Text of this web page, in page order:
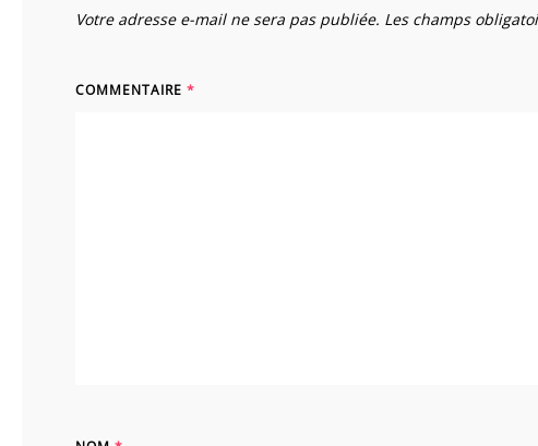
Votre adresse e-mail ne sera pas publiée. Les champs
COMMENTAIRE *